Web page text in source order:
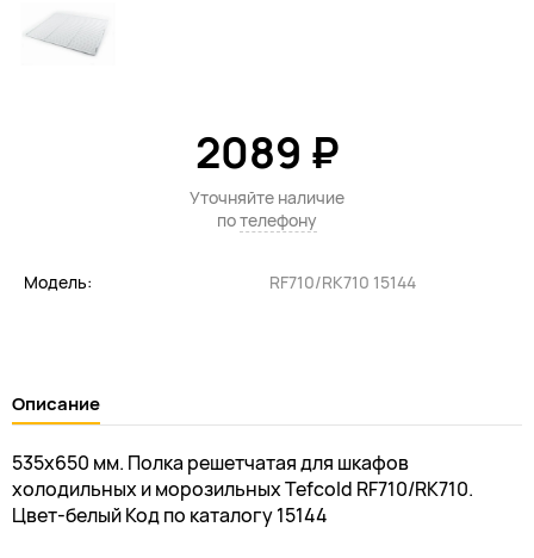
Модель: RF710/RK710 15144
2089 ₽
Уточняйте наличие
потелефону
Описание
535x650 мм. Полка решетчатая для шкафов
холодильных и морозильных Tefcold RF710/RK710.
Цвет-белый Код по каталогу 15144